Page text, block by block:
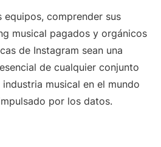
equipos, comprender sus
musical pagados y orgánicos
de Instagram sean una
de cualquier conjunto
musical en el mundo
por los datos.